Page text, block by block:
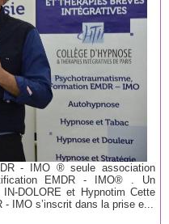
- IMO ® seule association
EMDR - IMO® . Un
DOLORE et Hypnotim Cette
IMO s’inscrit dans la prise e...